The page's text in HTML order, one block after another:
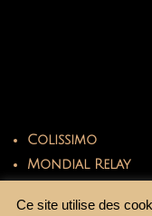
Colissimo
Mondial Relay
Ce site utilise des